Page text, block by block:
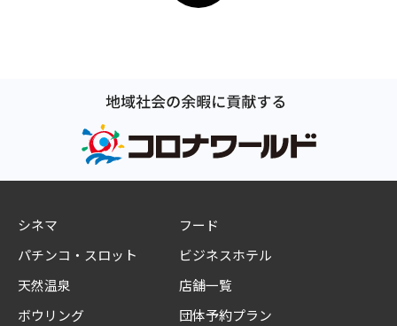
シネマ
パチンコ・スロット
天然温泉
ボウリング
フード
ビジネスホテル
店舗一覧
団体予約プラン